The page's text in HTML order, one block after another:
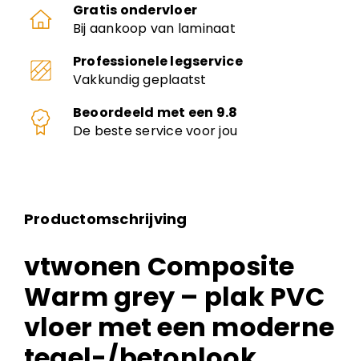
Gratis ondervloer
Bij aankoop van laminaat
Professionele legservice
Vakkundig geplaatst
Beoordeeld met een 9.8
De beste service voor jou
Productomschrijving
vtwonen Composite
Warm grey – plak PVC
vloer met een moderne